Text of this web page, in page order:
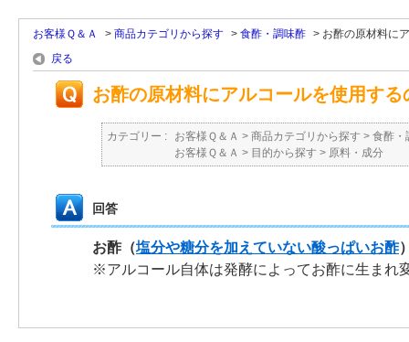
お客様Ｑ＆Ａ > 商品カテゴリから探す > 食酢・調味酢 > お酢の原材料に
戻る
お酢の原材料にアルコールを使用す
カテゴリー : お客様Ｑ＆Ａ > 商品カテゴリから探す > 食酢・
お客様Ｑ＆Ａ > 目的から探す > 原料・成分
回答
お酢（塩分や糖分を加えていない酸っぱいお酢
※アルコール自体は発酵によってお酢に生まれ